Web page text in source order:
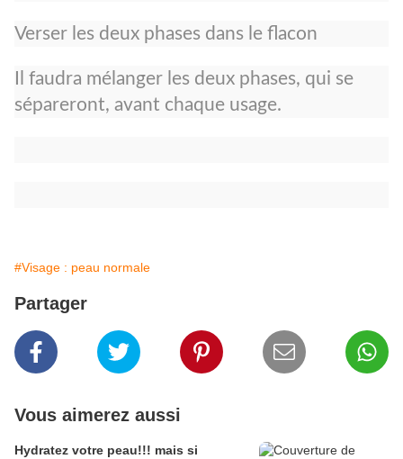
Verser les deux phases dans le flacon
Il faudra mélanger les deux phases, qui se
sépareront, avant chaque usage.
#Visage : peau normale
Partager
Vous aimerez aussi
Hydratez votre peau!!! mais si